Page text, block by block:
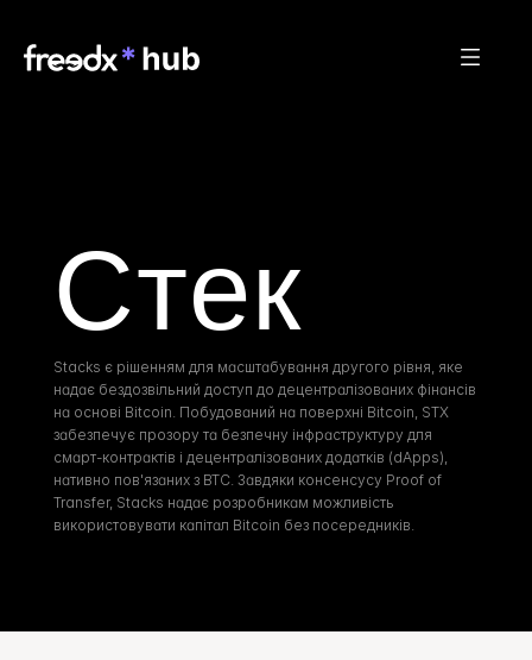
Стек
Stacks є рішенням для масштабування другого рівня, яке
надає бездозвільний доступ до децентралізованих фінансів
на основі Bitcoin. Побудований на поверхні Bitcoin, STX
забезпечує прозору та безпечну інфраструктуру для
смарт-контрактів і децентралізованих додатків (dApps),
нативно пов'язаних з BTC. Завдяки консенсусу Proof of
Transfer, Stacks надає розробникам можливість
використовувати капітал Bitcoin без посередників.